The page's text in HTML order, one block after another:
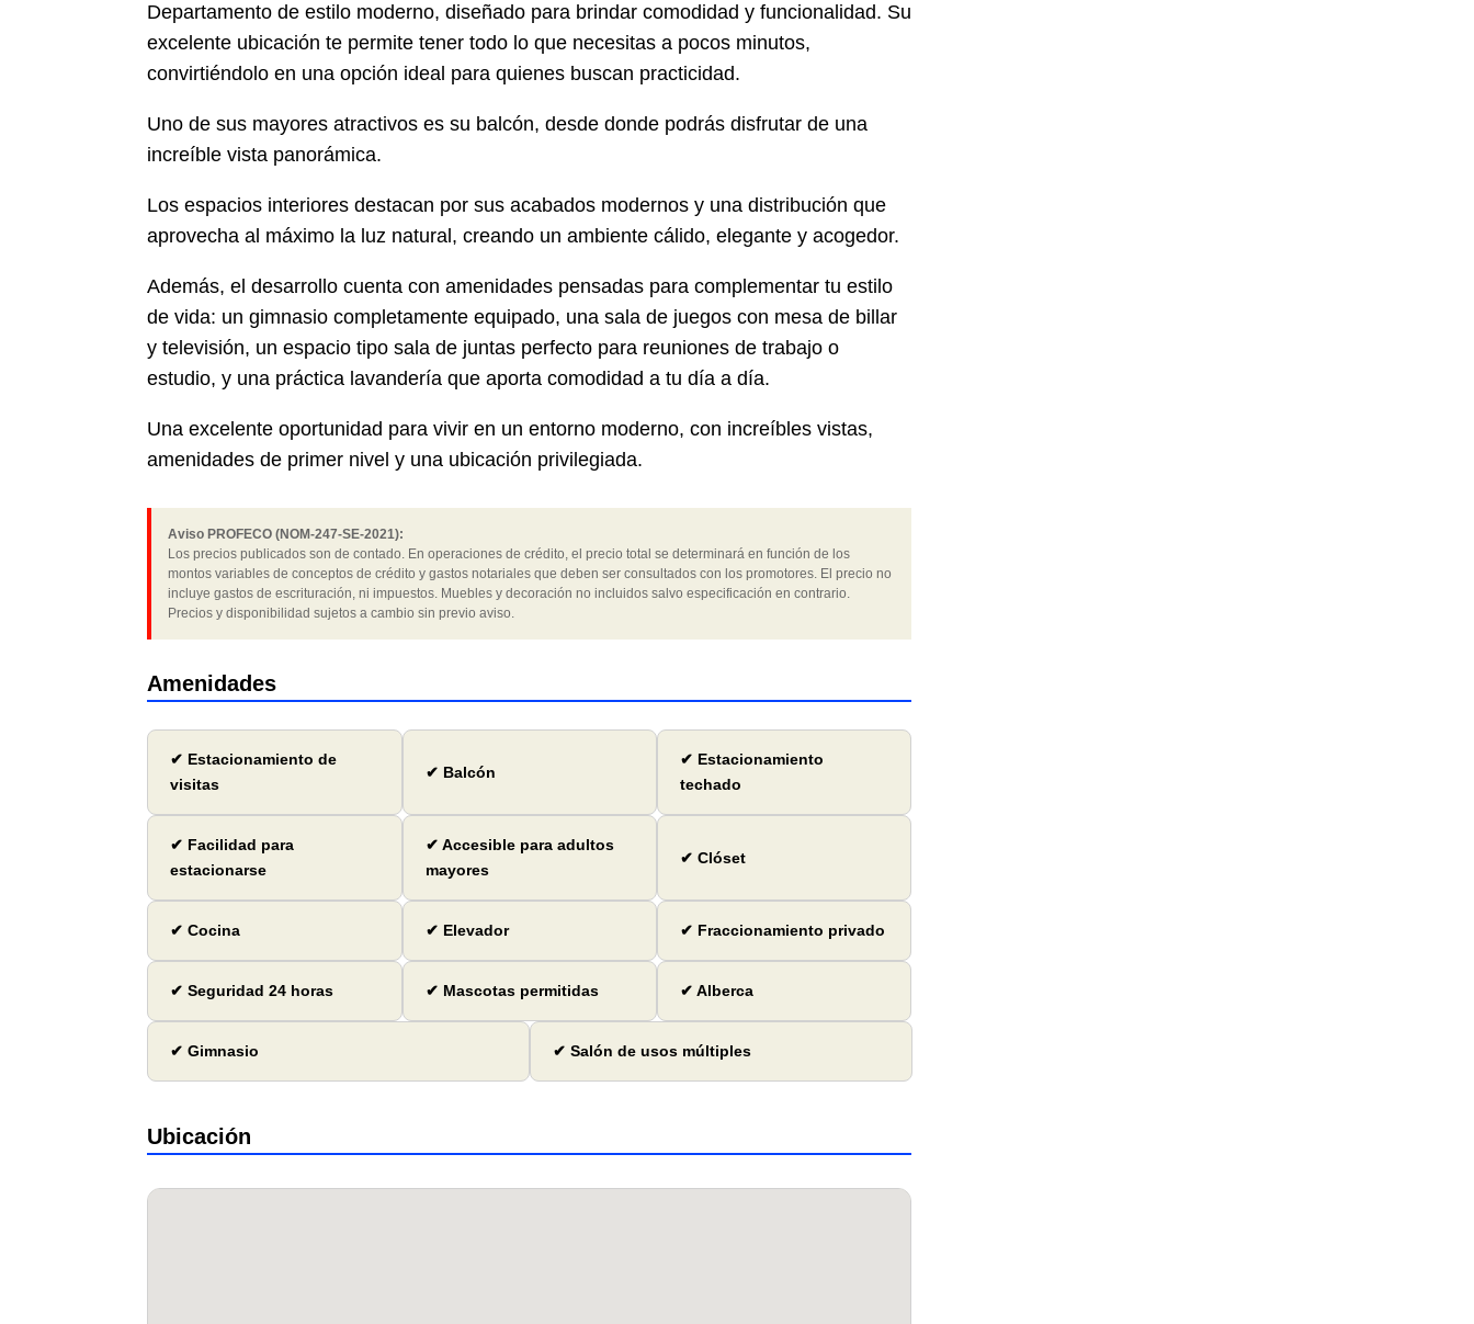
Departamento de estilo moderno, diseñado para brindar comodidad y funcionalidad. Su
excelente ubicación te permite tener todo lo que necesitas a pocos minutos,
convirtiéndolo en una opción ideal para quienes buscan practicidad.
Uno de sus mayores atractivos es su balcón, desde donde podrás disfrutar de una
increíble vista panorámica.
Los espacios interiores destacan por sus acabados modernos y una distribución que
aprovecha al máximo la luz natural, creando un ambiente cálido, elegante y acogedor.
Además, el desarrollo cuenta con amenidades pensadas para complementar tu estilo
de vida: un gimnasio completamente equipado, una sala de juegos con mesa de billar
y televisión, un espacio tipo sala de juntas perfecto para reuniones de trabajo o
estudio, y una práctica lavandería que aporta comodidad a tu día a día.
Una excelente oportunidad para vivir en un entorno moderno, con increíbles vistas,
amenidades de primer nivel y una ubicación privilegiada.
Aviso PROFECO (NOM-247-SE-2021):
Los precios publicados son de contado. En operaciones de crédito, el precio total se determinará en función de los
montos variables de conceptos de crédito y gastos notariales que deben ser consultados con los promotores. El precio no
incluye gastos de escrituración, ni impuestos. Muebles y decoración no incluidos salvo especificación en contrario.
Precios y disponibilidad sujetos a cambio sin previo aviso.
Amenidades
✔ Estacionamiento de
visitas
✔ Balcón
✔ Estacionamiento
techado
✔ Facilidad para
estacionarse
✔ Accesible para adultos
mayores
✔ Clóset
✔ Cocina ✔ Elevador ✔ Fraccionamiento privado
✔ Seguridad 24 horas ✔ Mascotas permitidas ✔ Alberca
✔ Gimnasio ✔ Salón de usos múltiples
Ubicación